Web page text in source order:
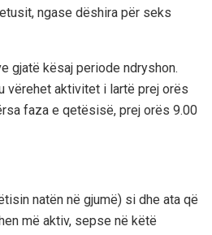
ngase dëshira për seks
gjatë kësaj periode ndryshon.
vërehet aktivitet i lartë prej orës
faza e qetësisë, prej orës 9.00
natën në gjumë) si dhe ata që
më aktiv, sepse në këtë